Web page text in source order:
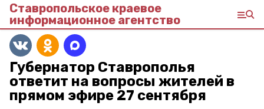
Ставропольское краевое
информационное агентство
Губернатор Ставрополья
ответит на вопросы жителей в
прямом эфире 27 сентября